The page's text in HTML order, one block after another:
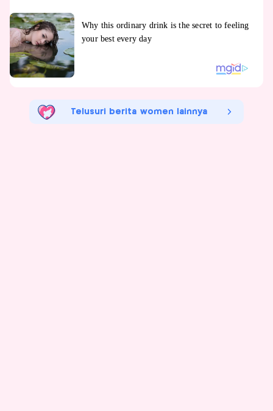
Telusuri berita women lainnya